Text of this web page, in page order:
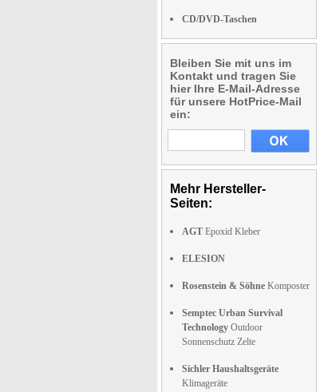
CD/DVD-Taschen
Bleiben Sie mit uns im
Kontakt und tragen Sie
hier Ihre E-Mail-Adresse
für unsere HotPrice-Mail
ein:
Mehr Hersteller-
Seiten:
AGT Epoxid Kleber
ELESION
Rosenstein & Söhne Komposter
Semptec Urban Survival
Technology Outdoor
Sonnenschutz Zelte
Sichler Haushaltsgeräte
Klimageräte